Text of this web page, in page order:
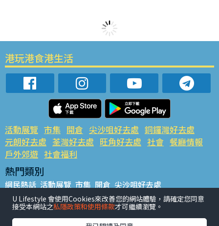
港玩港食港生活
活動展覽 市集 開倉 尖沙咀好去處 銅鑼灣好去處
元朗好去處 荃灣好去處 旺角好去處 社會 餐廳情報
戶外郊遊 社會福利
熱門類別
網民熱話 活動展覽 市集 開倉 尖沙咀好去處
銅鑼灣好去處 元朗好去處 荃灣好去處 旺角好去處 社會
餐廳情報 戶外郊遊
U Lifestyle 會使用Cookies來改善您的網站體驗，請確定您同意
接受本網站之私隱政策和使用條款才可繼續瀏覽。